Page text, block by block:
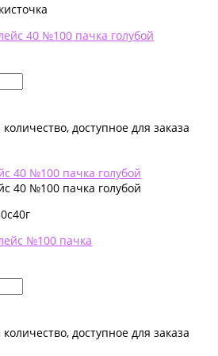
доступное для заказа
40 №100 пачка голубой
40 №100 пачка голубой
доступное для заказа